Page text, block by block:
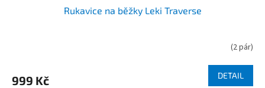
Rukavice na běžky Leki Traverse
(2 pár)
999 Kč DETAIL